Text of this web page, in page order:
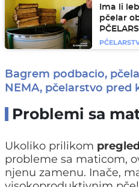
Ima li
pčelar
Bagrem podbacio,
NEMA, pčelarstvo pred
Problemi sa
Ukoliko prilikom
probleme sa maticom,
njenu zamenu. Inače,